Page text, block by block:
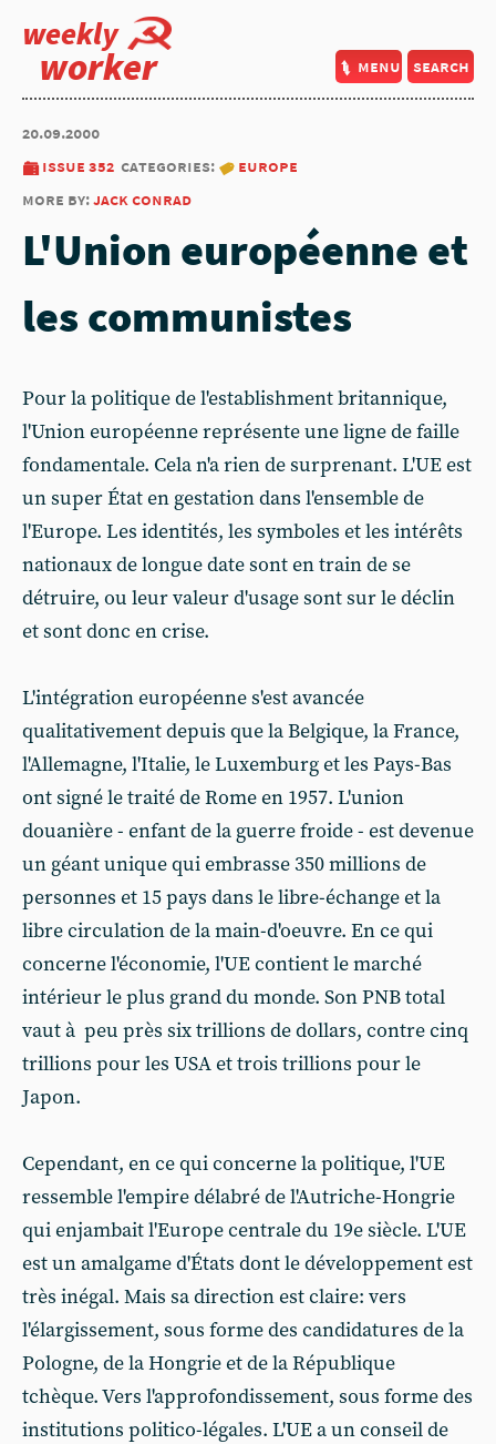
weekly
worker menu search
20.09.2000
issue 352 categories:
europe
more by:jack conrad
L'Union européenne et
les communistes
Pour la politique de l'establishment britannique,
l'Union européenne représente une ligne de faille
fondamentale. Cela n'a rien de surprenant. L'UE est
un super État en gestation dans l'ensemble de
l'Europe. Les identités, les symboles et les intérêts
nationaux de longue date sont en train de se
détruire, ou leur valeur d'usage sont sur le déclin
et sont donc en crise.
L'intégration européenne s'est avancée
qualitativement depuis que la Belgique, la France,
l'Allemagne, l'Italie, le Luxemburg et les Pays-Bas
ont signé le traité de Rome en 1957. L'union
douanière - enfant de la guerre froide - est devenue
un géant unique qui embrasse 350 millions de
personnes et 15 pays dans le libre-échange et la
libre circulation de la main-d'oeuvre. En ce qui
concerne l'économie, l'UE contient le marché
intérieur le plus grand du monde. Son PNB total
vaut à peu près six trillions de dollars, contre cinq
trillions pour les USA et trois trillions pour le
Japon.
Cependant, en ce qui concerne la politique, l'UE
ressemble l'empire délabré de l'Autriche-Hongrie
qui enjambait l'Europe centrale du 19e siècle. L'UE
est un amalgame d'États dont le développement est
très inégal. Mais sa direction est claire: vers
l'élargissement, sous forme des candidatures de la
Pologne, de la Hongrie et de la République
tchèque. Vers l'approfondissement, sous forme des
institutions politico-légales. L'UE a un conseil de